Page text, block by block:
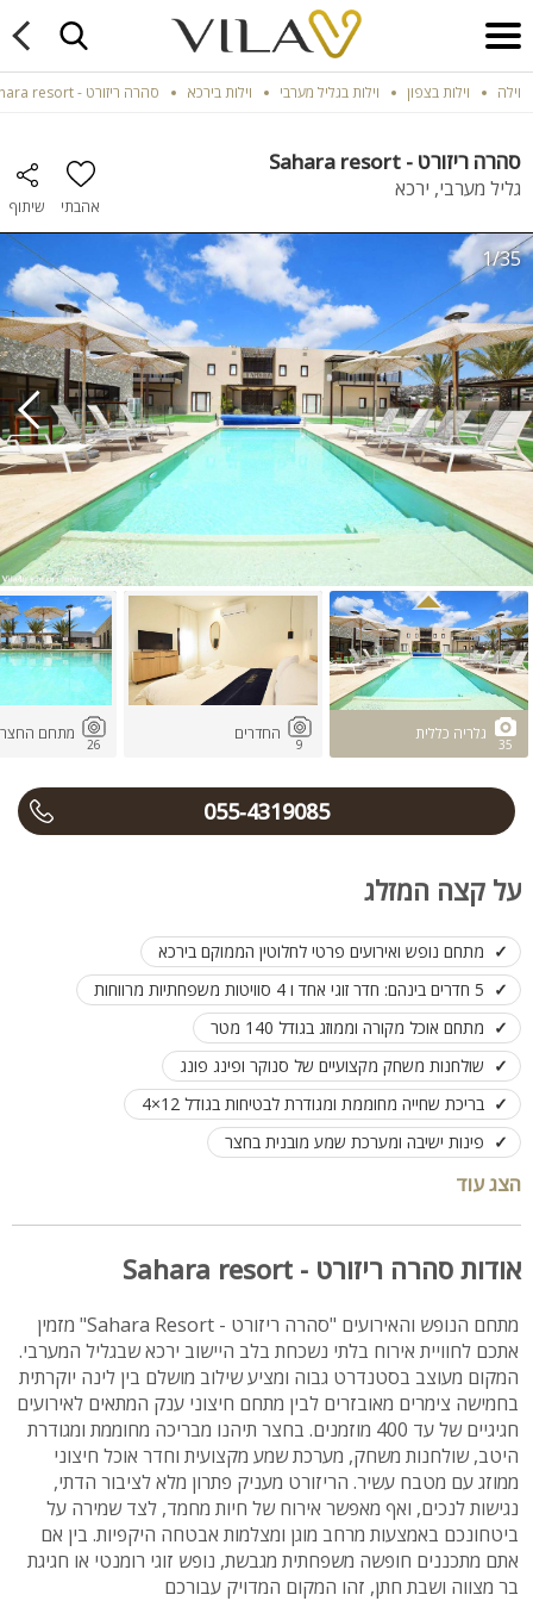
וילה וילות בצפון וילות בגליל מערבי וילות בירכא סהרה ריזורט - Sahara resort
סהרה ריזורט - Sahara resort
גליל מערבי, ירכא
אהבתי שיתוף
1/35
35
גלריה כללית
9
החדרים
26
מתחם החצר
055-4319085
על קצה המזלג
מתחם נופש ואירועים פרטי לחלוטין הממוקם בירכא
5 חדרים בינהם: חדר זוגי אחד ו 4 סוויטות משפחתיות מרווחות
מתחם אוכל מקורה וממוזג בגודל 140 מטר
שולחנות משחק מקצועיים של סנוקר ופינג פונג
בריכת שחייה מחוממת ומגודרת לבטיחות בגודל 12×4
פינות ישיבה ומערכת שמע מובנית בחצר
המתחם כולל מרחב מוגן מובנה
מתחם ערוך להפקת אירועים, מסיבות ושבתות חתן לעד 400 אורחים
הצג עוד
אודות סהרה ריזורט - Sahara resort
מתחם הנופש והאירועים "סהרה ריזורט - Sahara Resort" מזמין
אתכם לחוויית אירוח בלתי נשכחת בלב היישוב ירכא שבגליל המערבי.
המקום מעוצב בסטנדרט גבוה ומציע שילוב מושלם בין לינה יוקרתית
בחמישה צימרים מאובזרים לבין מתחם חיצוני ענק המתאים לאירועים
חגיגיים של עד 400 מוזמנים. בחצר תיהנו מבריכה מחוממת ומגודרת
היטב, שולחנות משחק, מערכת שמע מקצועית וחדר אוכל חיצוני
ממוזג עם מטבח עשיר. הריזורט מעניק פתרון מלא לציבור הדתי,
נגישות לנכים, ואף מאפשר אירוח של חיות מחמד, לצד שמירה על
ביטחונכם באמצעות מרחב מוגן ומצלמות אבטחה היקפיות. בין אם
אתם מתכננים חופשה משפחתית מגבשת, נופש זוגי רומנטי או חגיגת
בר מצווה ושבת חתן, זהו המקום המדויק עבורכם